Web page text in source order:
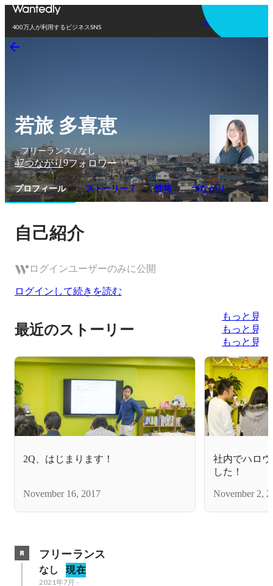
400万人が利用するビジネスSNS
アプリを使う
若旅 多喜恵
フリーランス / なし
47つながり9フォロワー
プロフィール ストーリー 7 性格 つながり
自己紹介
ログインユーザーのみに公開
ログインして続きを読む
最近のストーリー
もっと見る
もっと見る
もっと見る
2Q、はじまります！
November 16, 2017
社内でハロ
した！
November 2,
フリーランス
なし 現在
2021年7月 -